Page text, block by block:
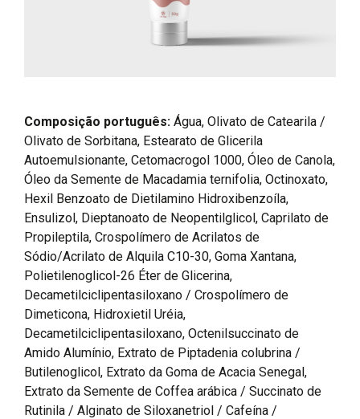
Composição português: Água, Olivato de Catearila /
Olivato de Sorbitana, Estearato de Glicerila
Autoemulsionante, Cetomacrogol 1000, Óleo de Canola,
Óleo da Semente de Macadamia ternifolia, Octinoxato,
Hexil Benzoato de Dietilamino Hidroxibenzoíla,
Ensulizol, Dieptanoato de Neopentilglicol, Caprilato de
Propileptila, Crospolímero de Acrilatos de
Sódio/Acrilato de Alquila C10-30, Goma Xantana,
Polietilenoglicol-26 Éter de Glicerina,
Decametilciclipentasiloxano / Crospolímero de
Dimeticona, Hidroxietil Uréia,
Decametilciclipentasiloxano, Octenilsuccinato de
Amido Alumínio, Extrato de Piptadenia colubrina /
Butilenoglicol, Extrato da Goma de Acacia Senegal,
Extrato da Semente de Coffea arábica / Succinato de
Rutinila / Alginato de Siloxanetriol / Cafeína /